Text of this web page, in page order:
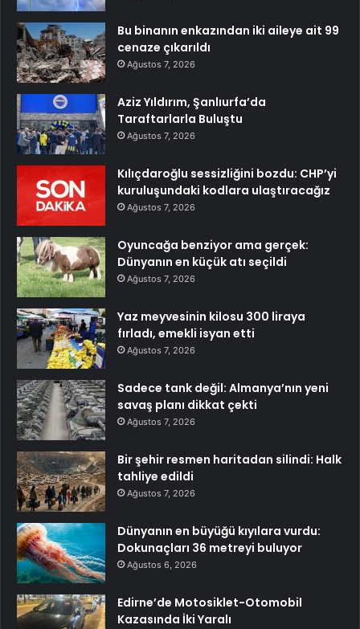
Bu binanın enkazından iki aileye ait 99
cenaze çıkarıldı
Ağustos 7, 2026
Aziz Yıldırım, Şanlıurfa’da
Taraftarlarla Buluştu
Ağustos 7, 2026
Kılıçdaroğlu sessizliğini bozdu: CHP’yi
kuruluşundaki kodlara ulaştıracağız
Ağustos 7, 2026
Oyuncağa benziyor ama gerçek:
Dünyanın en küçük atı seçildi
Ağustos 7, 2026
Yaz meyvesinin kilosu 300 liraya
fırladı, emekli isyan etti
Ağustos 7, 2026
Sadece tank değil: Almanya’nın yeni
savaş planı dikkat çekti
Ağustos 7, 2026
Bir şehir resmen haritadan silindi: Halk
tahliye edildi
Ağustos 7, 2026
Dünyanın en büyüğü kıyılara vurdu:
Dokunaçları 36 metreyi buluyor
Ağustos 6, 2026
Edirne’de Motosiklet-Otomobil
Kazasında İki Yaralı